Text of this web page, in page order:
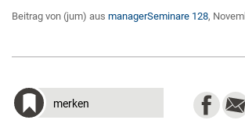
Beitrag von (jum) aus managerSeminare 128,
merken